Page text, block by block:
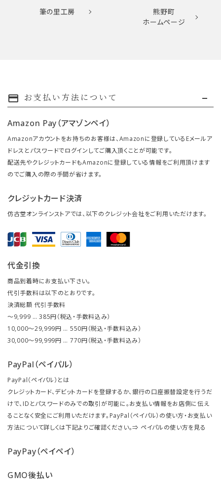
筆の里工房
熊野町
ホームページ
payment お支払い方法について
Amazon Pay（アマゾンペイ）
Amazonアカウントをお持ちのお客様は、Amazonに登録しているEメールア
ドレスとパスワードでログインしてご購入頂くことが可能です。
配送先やクレジットカードもAmazonに登録している情報をご利用頂けます
のでご購入の際の手間が省けます。
クレジットカード決済
仿古堂オンラインストアでは、以下のクレジット会社をご利用いただけます。
代金引換
商品到着時にお支払い下さい。
代引手数料は以下のとおりです。
決済総額 代引手数料
～9,999 … 385円（税込・手数料込み）
10,000～29,999円 … 550円（税込・手数料込み）
30,000～99,999円 … 770円（税込・手数料込み）
PayPal（ペイパル）
PayPal（ペイパル）とは
クレジットカード、デビットカードを登録するか、銀行の口座振替設定を行うだ
けで、IDとパスワードのみでの取引が可能に。お支払い情報をお店側に伝え
ることなく安全にご利用いただけます。PayPal（ペイパル）の使い方・お支払い
方法について詳しくは下記よりご確認ください。⇒ ペイパルの使い方を見る
PayPay（ペイペイ）
GMO後払い